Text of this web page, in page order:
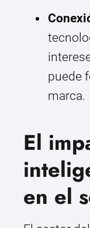
puede
marca.
El
en el